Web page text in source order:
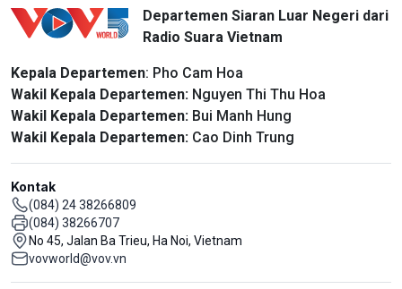
Departemen Siaran Luar Negeri dari
Radio Suara Vietnam
Kepala Departemen: Pho Cam Hoa
Wakil Kepala Departemen: Nguyen Thi Thu Hoa
Wakil Kepala Departemen: Bui Manh Hung
Wakil Kepala Departemen: Cao Dinh Trung
Kontak
(084) 24 38266809
(084) 38266707
No 45, Jalan Ba Trieu, Ha Noi, Vietnam
vovworld@vov.vn